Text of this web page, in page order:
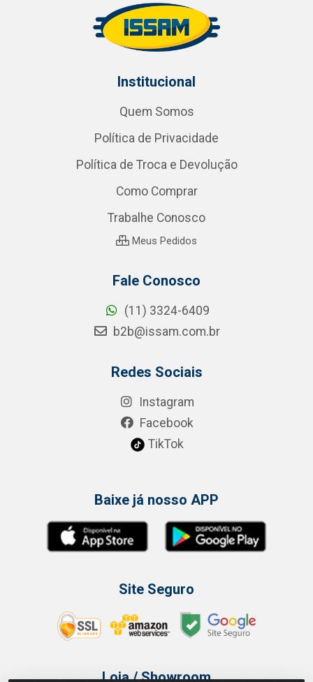
Institucional
Quem Somos
Política de Privacidade
Política de Troca e Devolução
Como Comprar
Trabalhe Conosco
Meus Pedidos
Fale Conosco
(11) 3324-6409
b2b@issam.com.br
Redes Sociais
Instagram
Facebook
TikTok
Baixe já nosso APP
Site Seguro
Loja / Showroom